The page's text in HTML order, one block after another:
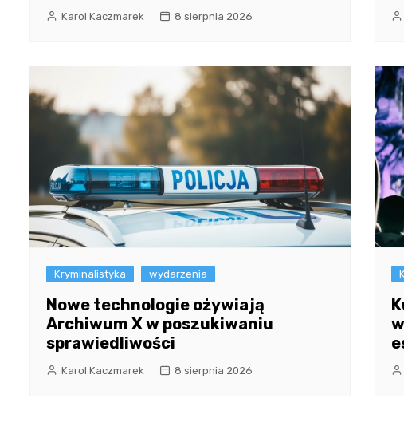
Karol Kaczmarek 8 sierpnia 2026
Kryminalistyka wydarzenia
Nowe technologie ożywiają
Archiwum X w poszukiwaniu
sprawiedliwości
Karol Kaczmarek 8 sierpnia 2026